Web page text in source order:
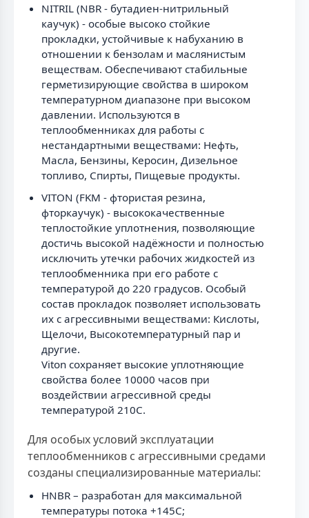
NITRIL (NBR - бутадиен-нитрильный
каучук) - особые высоко стойкие
прокладки, устойчивые к набуханию в
отношении к бензолам и маслянистым
веществам. Обеспечивают стабильные
герметизирующие свойства в широком
температурном диапазоне при высоком
давлении. Используются в
теплообменниках для работы с
нестандартными веществами: Нефть,
Масла, Бензины, Керосин, Дизельное
топливо, Спирты, Пищевые продукты.
VITON (FKM - фтористая резина,
фторкаучук) - высококачественные
теплостойкие уплотнения, позволяющие
достичь высокой надёжности и полностью
исключить утечки рабочих жидкостей из
теплообменника при его работе с
температурой до 220 градусов. Особый
состав прокладок позволяет использовать
их с агрессивными веществами: Кислоты,
Щелочи, Высокотемпературный пар и
другие.
Viton сохраняет высокие уплотняющие
свойства более 10000 часов при
воздействии агрессивной среды
температурой 210С.
Для особых условий эксплуатации
теплообменников с агрессивными средами
созданы специализированные материалы:
HNBR – разработан для максимальной
температуры потока +145С;